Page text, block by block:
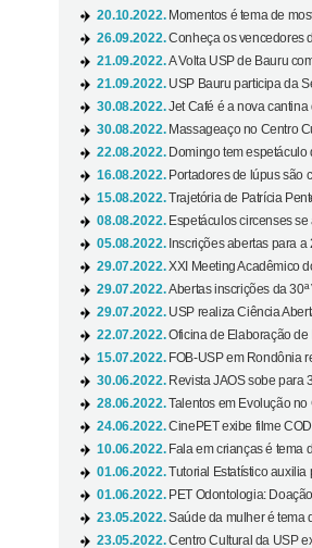
20.10.2022. Momentos é tema de
26.09.2022.Conheça os vencedores
21.09.2022.A Volta USP de Bauru
21.09.2022. USP Bauru participa da
30.08.2022.Jet Café é a nova
30.08.2022. Massageaço no Centro
22.08.2022. Domingo tem espetáculo
16.08.2022. Portadores de lúpus são
15.08.2022.Trajetória de Patrícia
08.08.2022. Espetáculos circenses
05.08.2022. Inscrições abertas para a
29.07.2022.XXI Meeting Acadêmico
29.07.2022.Abertas inscrições da 30ª
29.07.2022. USP realiza Ciência
22.07.2022.Oficina de Elaboração de
15.07.2022. FOB-USP em Rondônia
30.06.2022. Revista JAOS sobe para
28.06.2022.Talentos em Evolução no
24.06.2022.CinePET exibe filme
10.06.2022. Fala em crianças é tema
01.06.2022.Tutorial Estatístico auxilia
01.06.2022. PET Odontologia:
23.05.2022.Saúde da mulher é tema
23.05.2022.Centro Cultural da USP